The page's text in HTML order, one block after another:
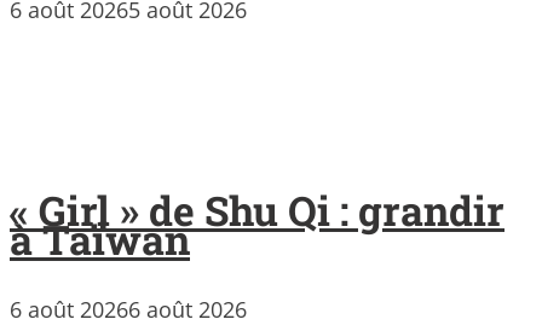
6 août 20265 août 2026
« Girl » de Shu Qi : grandir
à Taïwan
6 août 20266 août 2026